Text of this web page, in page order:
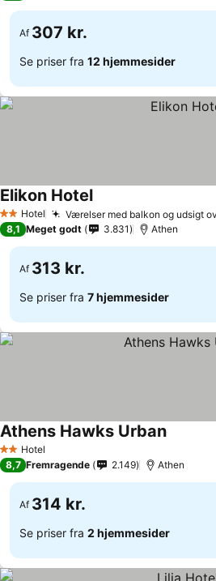
Af 307 kr.
Se priser fra 12 hjemmesider
2 Stjerner
Hotel Værelser med balkon og udsigt
Elikon Hotel
8,1 Meget godt 3.831 Athen
Af 313 kr.
Se priser fra 7 hjemmesider
2 Stjerner
Hotel
Athens Hawks Urban
8,7 Fremragende 2.149 Athen
Af 314 kr.
Se priser fra 2 hjemmesider